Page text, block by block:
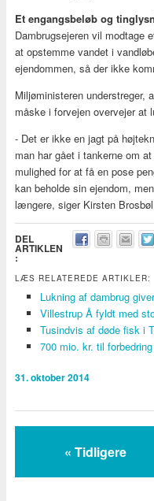
Et engangsbeløb og
Dambrugsejeren vil modtage
at opstemme vandet i
ejendommen, så der ikke
Miljøministeren understreger,
måske i forvejen overvejer at
- Det er ikke en jagt på
man har gået i tankerne om
mulighed for at få en pose
kan beholde sin ejendom,
længere, siger Kirsten
DEL
ARTIKLEN
:
LÆS RELATEREDE ARTIKLER:
Lukning af dambrug
Villestrup Å fyldt med
Tusindvis af døde fisk i
700 mio. kr. til
31. oktober 2014
« Tidligere